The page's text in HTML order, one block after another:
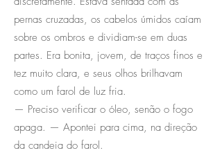
pernas cruzadas, os cabelos úmidos caíam
sobre os ombros e dividiam-se em duas
partes. Era bonita, jovem, de traços finos e
tez muito clara, e seus olhos brilhavam
como um farol de luz fria.
— Preciso verificar o óleo, senão o fogo
apaga. — Apontei para cima, na direção
da candeia do farol.